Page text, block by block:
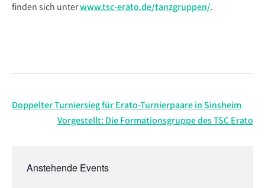
finden sich unterwww.tsc-erato.de/tanzgruppen/.
Beitragsnavigation
Doppelter Turniersieg für Erato-Turnierpaare in Sinsheim
Vorgestellt: Die Formationsgruppe des TSC Erato
Anstehende Events